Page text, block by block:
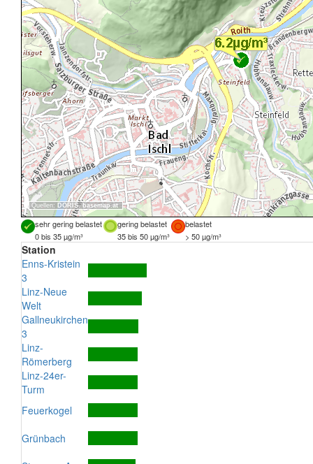
Quellen: DORIS, basemap.at
sehr gering belastet gering belastet
belastet
0 bis 35 µg/m³
35 bis 50 µg/m³ > 50 µg/m³
Station
Enns-Kristein
3
Linz-Neue
Welt
Gallneukirchen
3
Linz-
Römerberg
Linz-24er-
Turm
Feuerkogel
Grünbach